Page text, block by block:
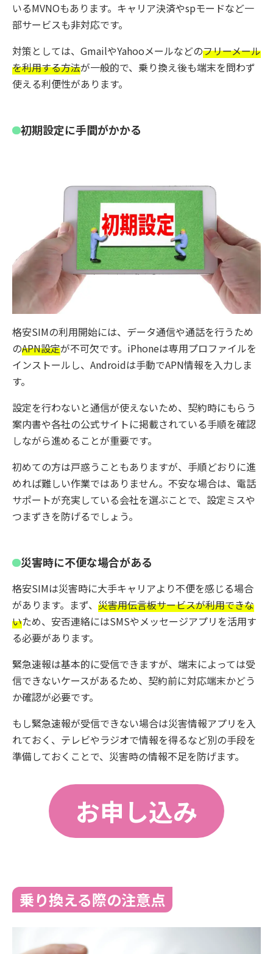
いるMVNOもあります。キャリア決済やspモードなど一
部サービスも非対応です。
対策としては、GmailやYahooメールなどのフリーメール
を利用する方法が一般的で、乗り換え後も端末を問わず
使える利便性があります。
初期設定に手間がかかる
格安SIMの利用開始には、データ通信や通話を行うため
のAPN設定が不可欠です。iPhoneは専用プロファイルを
インストールし、Androidは手動でAPN情報を入力しま
す。
設定を行わないと通信が使えないため、契約時にもらう
案内書や各社の公式サイトに掲載されている手順を確認
しながら進めることが重要です。
初めての方は戸惑うこともありますが、手順どおりに進
めれば難しい作業ではありません。不安な場合は、電話
サポートが充実している会社を選ぶことで、設定ミスや
つまずきを防げるでしょう。
災害時に不便な場合がある
格安SIMは災害時に大手キャリアより不便を感じる場合
があります。まず、 災害用伝言板サービスが利用できな
いため、安否連絡にはSMSやメッセージアプリを活用す
る必要があります。
緊急速報は基本的に受信できますが、端末によっては受
信できないケースがあるため、契約前に対応端末かどう
か確認が必要です。
もし緊急速報が受信できない場合は災害情報アプリを入
れておく、テレビやラジオで情報を得るなど別の手段を
準備しておくことで、災害時の情報不足を防げます。
お申し込み
乗り換える際の注意点